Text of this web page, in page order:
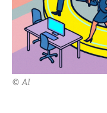
© AI